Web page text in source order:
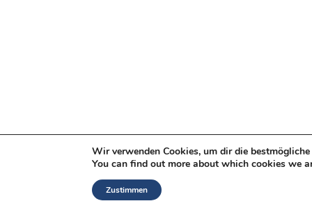
Wir verwenden Cookies, um dir die
You can find out more about which cookies we
Zustimmen